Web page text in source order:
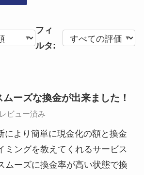
フィ
ルタ:
ムーズな換金が出来ました！
ビュー済み
により簡単に現金化の額と換金
ミングを教えてくれるサービス
ムーズに換金率が高い状態で換